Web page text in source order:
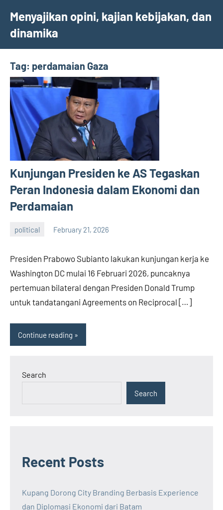
content
Menyajikan opini, kajian kebijakan, dan
dinamika
Tag: perdamaian Gaza
Kunjungan Presiden ke AS Tegaskan
Peran Indonesia dalam Ekonomi dan
Perdamaian
political February 21, 2026
admin
Presiden Prabowo Subianto lakukan kunjungan kerja ke
Washington DC mulai 16 Februari 2026, puncaknya
pertemuan bilateral dengan Presiden Donald Trump
untuk tandatangani Agreements on Reciprocal […]
Continue reading
Search
Search
Recent Posts
Kupang Dorong City Branding Berbasis Experience
dan Diplomasi Ekonomi dari Batam